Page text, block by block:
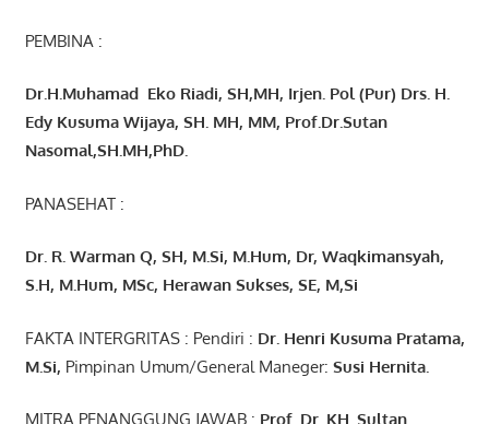
PEMBINA :
Dr.H.Muhamad Eko Riadi, SH,MH, Irjen. Pol (Pur) Drs. H.
Edy Kusuma Wijaya, SH. MH, MM, Prof.Dr.Sutan
Nasomal,SH.MH,PhD.
PANASEHAT :
Dr. R. Warman Q, SH, M.Si, M.Hum, Dr, Waqkimansyah,
S.H, M.Hum, MSc, Herawan Sukses, SE, M,Si
FAKTA INTERGRITAS : Pendiri : Dr. Henri Kusuma Pratama,
M.Si, Pimpinan Umum/General Maneger: Susi Hernita.
MITRA PENANGGUNG JAWAB : Prof. Dr. KH. Sultan